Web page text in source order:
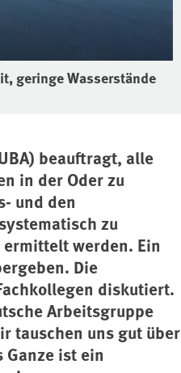
geringe Wasserstände
beauftragt, alle
in der Oder zu
und den
zu
werden. Ein
Die
diskutiert.
Arbeitsgruppe
tauschen uns gut über
ist ein